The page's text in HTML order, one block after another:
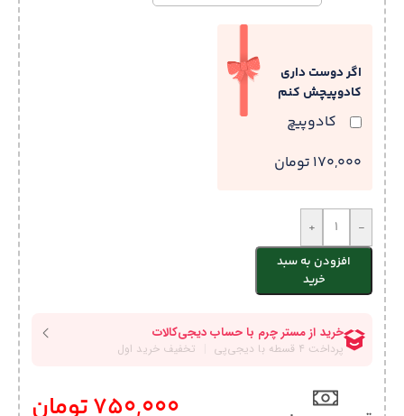
اگر دوست داری
کادوپیچش کنم
کادوپیچ
170,000 تومان
-
+
افزودن به سبد
خرید
750,000تومان